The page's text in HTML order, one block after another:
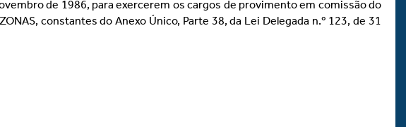
de 1986, para exercerem os cargos de provimento em comissão do
constantes do Anexo Único, Parte 38, da Lei Delegada n.º 123, de 31